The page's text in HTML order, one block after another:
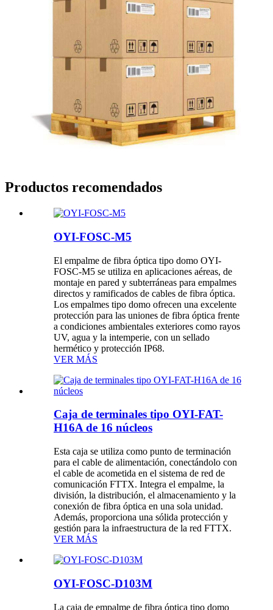
Productos recomendados
OYI-FOSC-M5
El empalme de fibra óptica tipo domo OYI-
FOSC-M5 se utiliza en aplicaciones aéreas, de
montaje en pared y subterráneas para empalmes
directos y ramificados de cables de fibra óptica.
Los empalmes tipo domo ofrecen una excelente
protección para las uniones de fibra óptica frente
a condiciones ambientales exteriores como rayos
UV, agua y la intemperie, con un sellado
hermético y protección IP68.
VER MÁS
Caja de terminales tipo OYI-FAT-
H16A de 16 núcleos
Esta caja se utiliza como punto de terminación
para el cable de alimentación, conectándolo con
el cable de acometida en el sistema de red de
comunicación FTTX. Integra el empalme, la
división, la distribución, el almacenamiento y la
conexión de fibra óptica en una sola unidad.
Además, proporciona una sólida protección y
gestión para la infraestructura de la red FTTX.
VER MÁS
OYI-FOSC-D103M
La caja de empalme de fibra óptica tipo domo